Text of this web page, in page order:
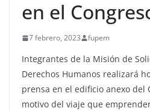
en el
7 febrero, 2023 fupem
Integrantes de la Misión de
Derechos Humanos realizará
prensa en el edificio anexo del
motivo del viaje que